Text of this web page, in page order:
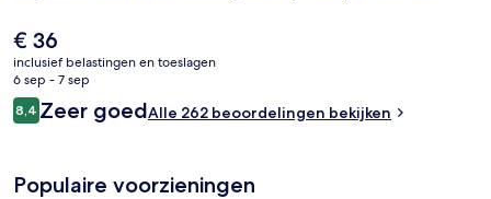
De
huidige
prijs
is
€ 36
€ 36
inclusief belastingen en toeslagen
6 sep - 7 sep
Beoordelingen
8,48,4 op 10 –
Zeer goedAlle 262 beoordelingen bekijken
Populaire voorzieningen